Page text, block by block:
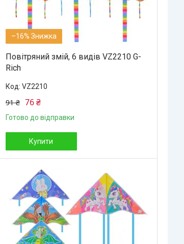
–16%
Повітряний змій, 6 видів VZ2210 G-
Rich
VZ2210
91 ₴ 76 ₴
Готово до відправки
Купити